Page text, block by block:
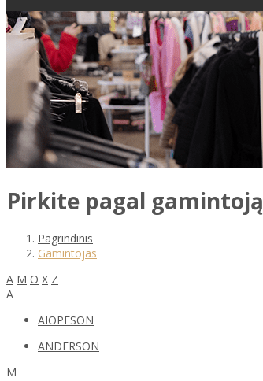
Pirkite pagal gamintoją
Pagrindinis
Gamintojas
A M O X Z
A
AIOPESON
ANDERSON
M